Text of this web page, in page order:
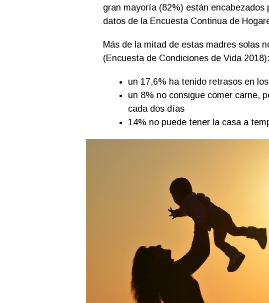
gran mayoría (82%) están
datos de la Encuesta Continua de
Más de la mitad de estas madres solas
(Encuesta de Condiciones de Vida 2018):
un 17,6% ha tenido retrasos en
un 8% no consigue comer carne,
cada dos días
14% no puede tener la casa a